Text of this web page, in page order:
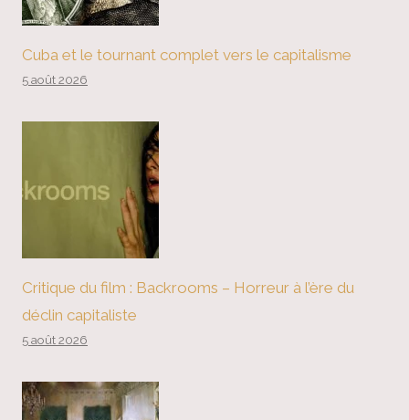
Cuba et le tournant complet vers le capitalisme
5 août 2026
Critique du film : Backrooms – Horreur à l’ère du
déclin capitaliste
5 août 2026